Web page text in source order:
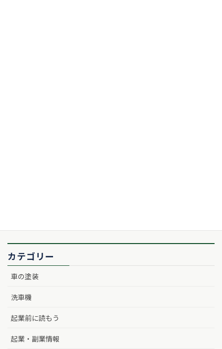
カテゴリー
車の塗装
洗車機
起業前に読もう
起業・副業情報